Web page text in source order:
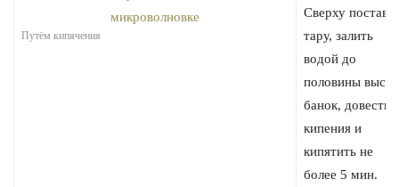
Путём кипячения
Сверху
тару, залить
водой до
половины
банок, довести
кипения и
кипятить не
более 5 мин.